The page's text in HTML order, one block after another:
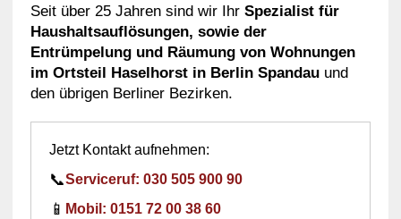
Seit über 25 Jahren sind wir Ihr Spezialist für
Haushaltsauflösungen, sowie der
Entrümpelung und Räumung von Wohnungen
im Ortsteil Haselhorst in Berlin Spandauund
den übrigen Berliner Bezirken.
Jetzt Kontakt aufnehmen:
📞Serviceruf: 030 505 900 90
📱 Mobil: 0151 72 00 38 60